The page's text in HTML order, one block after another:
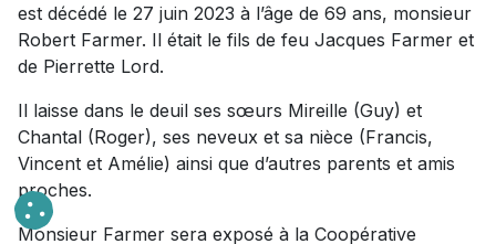
est décédé le 27 juin 2023 à l’âge de 69 ans, monsieur
Robert Farmer. Il était le fils de feu Jacques Farmer et
de Pierrette Lord.
Il laisse dans le deuil ses sœurs Mireille (Guy) et
Chantal (Roger), ses neveux et sa nièce (Francis,
Vincent et Amélie) ainsi que d’autres parents et amis
proches.
Monsieur Farmer sera exposé à la Coopérative